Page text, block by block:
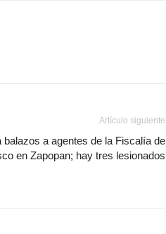
Artículo siguiente
balazos a agentes de la Fiscalía de
en Zapopan; hay tres lesionados